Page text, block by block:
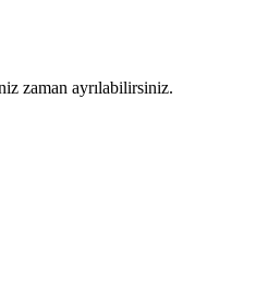
zaman ayrılabilirsiniz.